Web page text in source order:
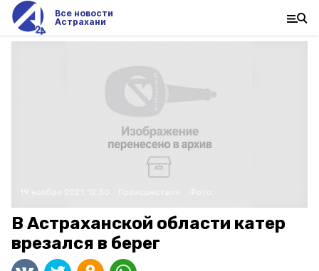
Все новости
Астрахани
В Астраханской области катер
врезался в берег